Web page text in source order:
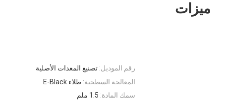
ميزات
رقم الموديل: تصنيع المعدات الأصلية
المعالجة السطحية: طلاء E-Black
سمك المادة: 1.5 ملم